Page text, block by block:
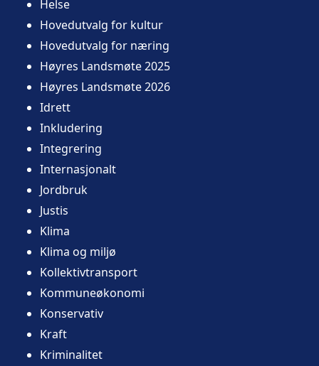
Helse
Hovedutvalg for kultur
Hovedutvalg for næring
Høyres Landsmøte 2025
Høyres Landsmøte 2026
Idrett
Inkludering
Integrering
Internasjonalt
Jordbruk
Justis
Klima
Klima og miljø
Kollektivtransport
Kommuneøkonomi
Konservativ
Kraft
Kriminalitet